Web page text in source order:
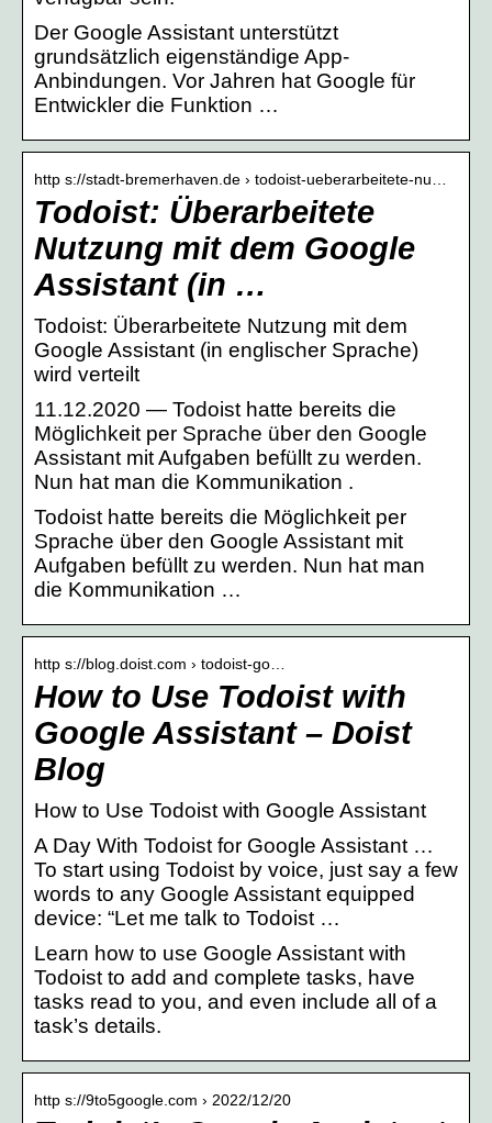
Der Google Assistant unterstützt
grundsätzlich eigenständige App-
Anbindungen. Vor Jahren hat Google für
Entwickler die Funktion …
http s://stadt-bremerhaven.de › todoist-ueberarbeitete-nu…
Todoist: Überarbeitete
Nutzung mit dem Google
Assistant (in …
Todoist: Überarbeitete Nutzung mit dem
Google Assistant (in englischer Sprache)
wird verteilt
11.12.2020 — Todoist hatte bereits die
Möglichkeit per Sprache über den Google
Assistant mit Aufgaben befüllt zu werden.
Nun hat man die Kommunikation .
Todoist hatte bereits die Möglichkeit per
Sprache über den Google Assistant mit
Aufgaben befüllt zu werden. Nun hat man
die Kommunikation …
http s://blog.doist.com › todoist-go…
How to Use Todoist with
Google Assistant – Doist
Blog
How to Use Todoist with Google Assistant
A Day With Todoist for Google Assistant …
To start using Todoist by voice, just say a few
words to any Google Assistant equipped
device: “Let me talk to Todoist …
Learn how to use Google Assistant with
Todoist to add and complete tasks, have
tasks read to you, and even include all of a
task’s details.
http s://9to5google.com › 2022/12/20